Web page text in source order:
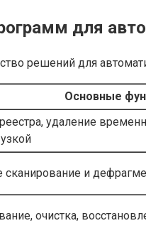
для
решений для
Основные
удаление
сканирование и
очистка,